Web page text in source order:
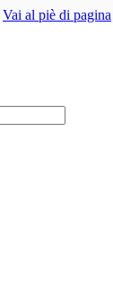
Vai al piè di pagina